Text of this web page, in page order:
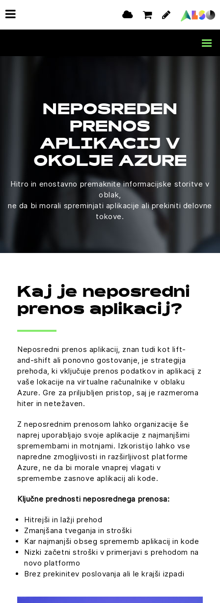
NEPOSREDEN
PRENOS
APLIKACIJ V
OKOLJE AZURE
Hitro in enostavno premaknite informacijske storitve v
oblak,
ne da bi morali spreminjati aplikacije ali prekiniti delovne
tokove.
Kaj je neposredni
prenos aplikacij?
Neposredni prenos aplikacij, znan tudi kot lift-
and-shift ali ponovno gostovanje, je strategija
prehoda, ki vključuje prenos podatkov in aplikacij z
vaše lokacije na virtualne računalnike v oblaku
Azure. Gre za priljubljen pristop, saj je razmeroma
hiter in netežaven.
Z neposrednim prenosom lahko organizacije še
naprej uporabljajo svoje aplikacije z najmanjšimi
spremembami in motnjami. Izkoristijo lahko vse
napredne zmogljivosti in razširljivost platforme
Azure, ne da bi morale vnaprej vlagati v
spremembe zasnove aplikacij ali kode.
Ključne prednosti neposrednega prenosa:
Hitrejši in lažji prehod
Zmanjšana tveganja in stroški
Kar najmanjši obseg sprememb aplikacij in kode
Nizki začetni stroški v primerjavi s prehodom na
novo platformo
Brez prekinitev poslovanja ali le krajši izpadi